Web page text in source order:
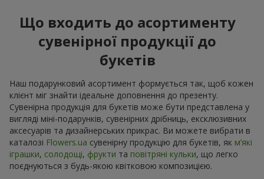
Що входить до асортименту
сувенірної продукції до
букетів
Наш подарунковий асортимент формується так, щоб кожен
клієнт міг знайти ідеальне доповнення до презенту.
Сувенірна продукція для букетів може бути представлена у
вигляді міні-подарунків, сувенірних дрібниць, ексклюзивних
аксесуарів та дизайнерських прикрас. Ви можете вибрати в
каталозі Flowers.ua cувенірну продукцію для букетів, як м’які
іграшки, солодощі, фрукти та повітряні кульки, що легко
поєднуються з будь-якою квітковою композицією.